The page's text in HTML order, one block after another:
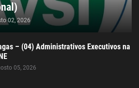
02, 2026
– (04) Administrativos Executivos na
05, 2026